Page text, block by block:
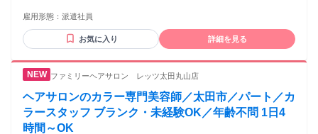
雇用形態： 派遣社員
お気に入り 詳細を見る
ファミリーヘアサロン レッツ太田丸山店
ヘアサロンのカラー専門美容師／太田市／パート／カ
ラースタッフ ブランク・未経験OK／年齢不問 1日4
時間～OK